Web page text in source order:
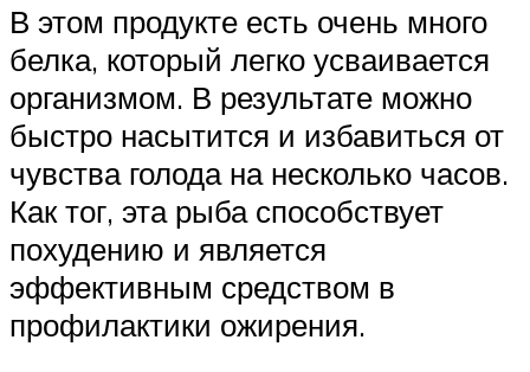
В этом продукте есть очень много
белка, который легко усваивается
организмом. В результате можно
быстро насытится и избавиться от
чувства голода на несколько часов.
Как тог, эта рыба способствует
похудению и является
эффективным средством в
профилактики ожирения.